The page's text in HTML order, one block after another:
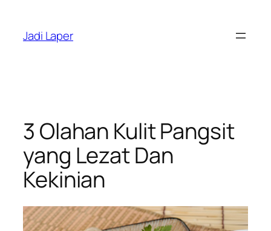
content
Jadi Laper
3 Olahan Kulit Pangsit
yang Lezat Dan
Kekinian